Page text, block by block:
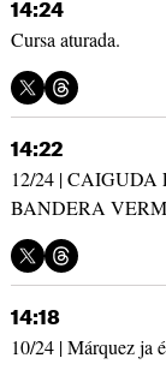
14:24
Cursa aturada.
14:22
12/24 |
BANDERA
14:18
10/24 | Márquez ja